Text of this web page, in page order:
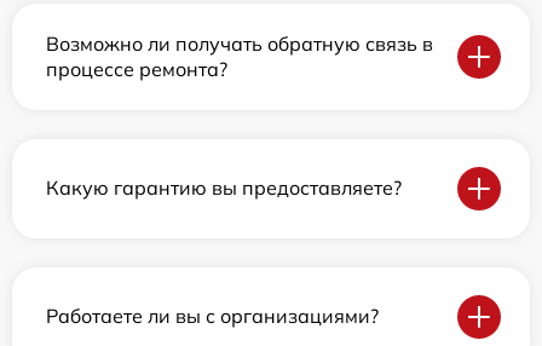
Возможно ли получать обратную связь в
процессе ремонта?
Какую гарантию вы предоставляете?
Работаете ли вы с организациями?